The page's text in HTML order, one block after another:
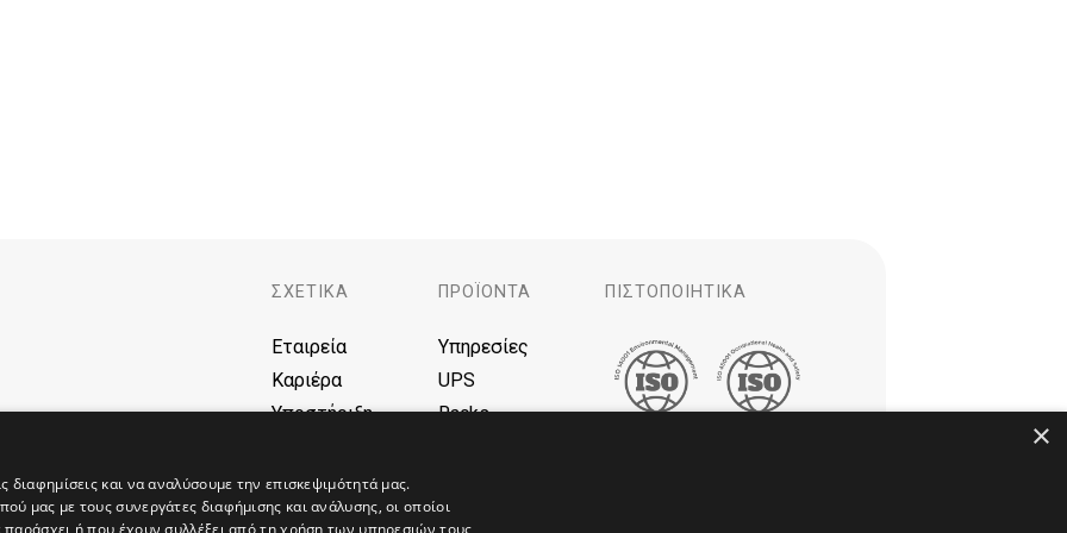
ΣΧΕΤΙΚΑ
Εταιρεία
Καριέρα
Υποστήριξη
Blog
ΠΡΟΪΌΝΤΑ
Υπηρεσίες
UPS
Racks
Γεννήτριες
ΠΙΣΤΟΠΟΙΗΤΙΚΆ
×
και να αναλύσουμε την επισκεψιμότητά μας.
μας με τους συνεργάτες διαφήμισης και ανάλυσης, οι οποίοι
ή που έχουν συλλέξει από τη χρήση των υπηρεσιών τους